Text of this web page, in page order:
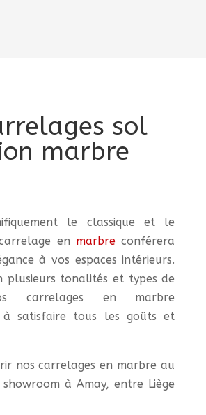
sol
marbre
le classique et le
en marbreconférera
à vos espaces intérieurs.
plusieurs tonalités et types de
carrelages en marbre
à satisfaire tous les goûts et
nos carrelages en marbre au
à Amay, entre Liège